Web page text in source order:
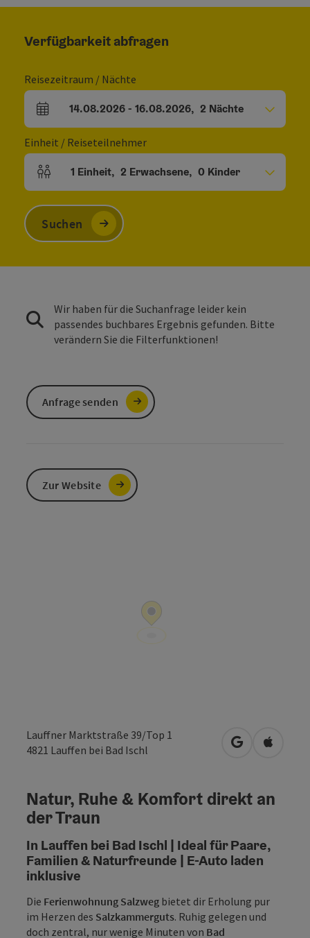
Lauffner Marktstraße 39/Top 1
4821 Lauffen bei Bad Ischl in Google
in
Natur, Ruhe & Komfort direkt an
der Traun
In Lauffen bei Bad Ischl | Ideal für Paare,
Familien & Naturfreunde | E-Auto laden
inklusive
Die Ferienwohnung Salzweg bietet dir Erholung pur
im Herzen des Salzkammerguts. Ruhig gelegen und
doch zentral, nur wenige Minuten von Bad
Verfügbarkeit abfragen
Reisezeitraum / Nächte
An- und Abreisefelder
14.08.2026- 16.08.2026, 2 Nächte
Einheit / Reiseteilnehmer
Einheitenanzahl und Personenfelder
1 Einheit, 2 Erwachsene, 0 Kinder
Suchen
Wir haben für die Suchanfrage leider kein
passendes buchbares Ergebnis gefunden. Bitte
verändern Sie die Filterfunktionen!
Anfrage senden
Zur Website